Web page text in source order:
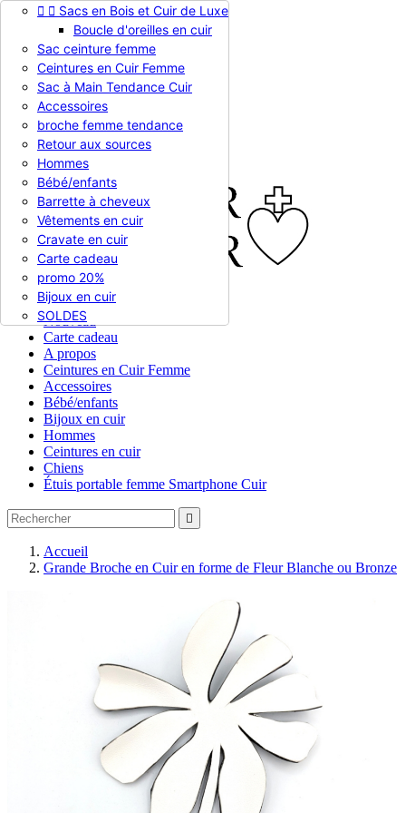
Appelez-nous :0786510612
EUR € 
EUR €
RUB RUB
Connexion
shopping_cart Panier (0)
  En stock
  Sacs en Bois et Cuir de Luxe
Boucle d'oreilles en cuir
Sac ceinture femme
Ceintures en Cuir Femme
Sac à Main Tendance Cuir
Accessoires
broche femme tendance
Retour aux sources
Hommes
Bébé/enfants
Barrette à cheveux
Vêtements en cuir
Cravate en cuir
Carte cadeau
promo 20%
Bijoux en cuir
SOLDES
Nouveau
Carte cadeau
A propos
Ceintures en Cuir Femme
Accessoires
Bébé/enfants
Bijoux en cuir
Hommes
Ceintures en cuir
Chiens
Étuis portable femme Smartphone Cuir

Accueil
Grande Broche en Cuir en forme de Fleur Blanche ou Bronze